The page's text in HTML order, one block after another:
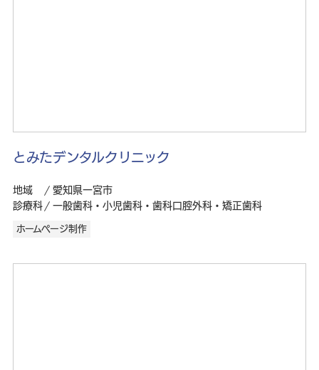
とみたデンタルクリニック
地域
愛知県一宮市
診療科
一般歯科・小児歯科・歯科口腔外科・矯正歯科
ホームページ制作